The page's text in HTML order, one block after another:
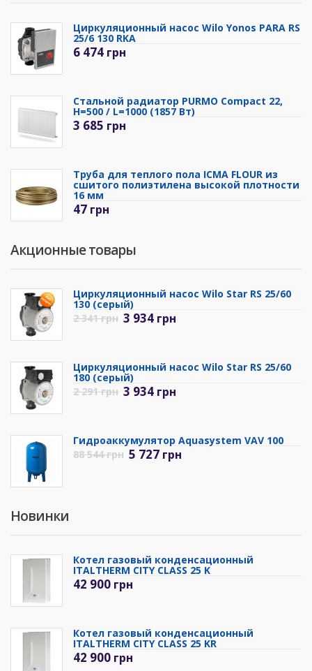
Циркуляционный насос Wilo Yonos PARA RS
25/6 130 RKA
6 474 грн
Стальной радиатор PURMO Compact 22,
H=500 / L=1000 (1857 Вт)
3 685 грн
Труба для теплого пола ICMA FLOUR из
сшитого полиэтилена высокой плотности
16 мм
47 грн
Акционные товары
Циркуляционный насос Wilo Star RS 25/60
130 (серый)
2 341грн 3 934 грн
Циркуляционный насос Wilo Star RS 25/60
180 (серый)
2 291грн 3 934 грн
Гидроаккумулятор Aquasystem VAV 100
88 544грн 5 727 грн
Новинки
Котел газовый конденсационный
ITALTHERM CITY CLASS 25 K
42 900 грн
Котел газовый конденсационный
ITALTHERM CITY CLASS 25 KR
42 900 грн